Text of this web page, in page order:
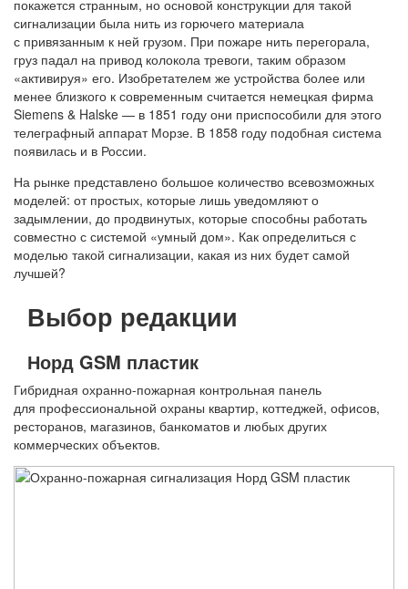
покажется странным, но основой конструкции для такой
сигнализации была нить из горючего материала
с привязанным к ней грузом. При пожаре нить перегорала,
груз падал на привод колокола тревоги, таким образом
«активируя» его. Изобретателем же устройства более или
менее близкого к современным считается немецкая фирма
Siemens & Halske — в 1851 году они приспособили для этого
телеграфный аппарат Морзе. В 1858 году подобная система
появилась и в России.
На рынке представлено большое количество всевозможных
моделей: от простых, которые лишь уведомляют о
задымлении, до продвинутых, которые способны работать
совместно с системой «умный дом». Как определиться с
моделью такой сигнализации, какая из них будет самой
лучшей?
Выбор редакции
Норд GSM пластик
Гибридная охранно-пожарная контрольная панель
для профессиональной охраны квартир, коттеджей, офисов,
ресторанов, магазинов, банкоматов и любых других
коммерческих объектов.